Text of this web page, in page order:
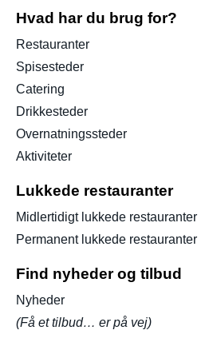
Hvad har du brug for?
Restauranter
Spisesteder
Catering
Drikkesteder
Overnatningssteder
Aktiviteter
Lukkede restauranter
Midlertidigt lukkede restauranter
Permanent lukkede restauranter
Find nyheder og tilbud
Nyheder
(Få et tilbud… er på vej)